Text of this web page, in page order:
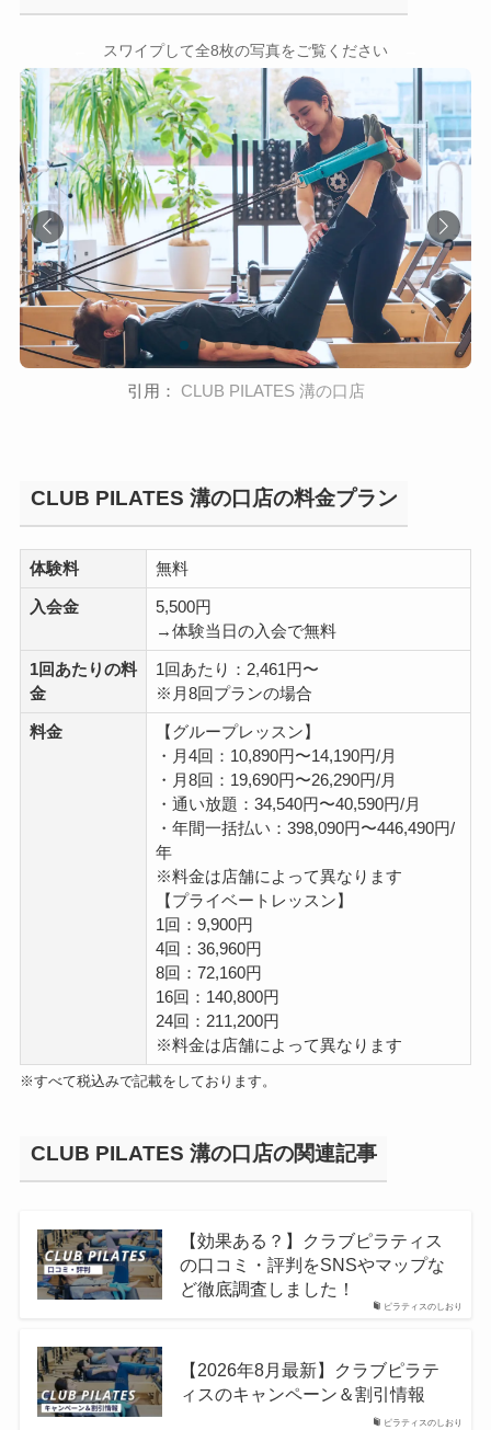
スワイプして全8枚の写真をご覧ください
引用： CLUB PILATES 溝の口店
CLUB PILATES 溝の口店の料金プラン
体験料 無料
入会金
5,500円
→体験当日の入会で無料
1回あたりの料
金
1回あたり：2,461円〜
※月8回プランの場合
料金
【グループレッスン】
・月4回：10,890円〜14,190円/月
・月8回：19,690円〜26,290円/月
・通い放題：34,540円〜40,590円/月
・年間一括払い：398,090円〜446,490円/
年
※料金は店舗によって異なります
【プライベートレッスン】
1回：9,900円
4回：36,960円
8回：72,160円
16回：140,800円
24回：211,200円
※料金は店舗によって異なります
※すべて税込みで記載をしております。
CLUB PILATES 溝の口店の関連記事
ピラティスのしおり
【効果ある？】クラブピラティス
の口コミ・評判をSNSやマップな
ど徹底調査しました！
ピラティスのしおり
【2026年8月最新】クラブピラテ
ィスのキャンペーン＆割引情報